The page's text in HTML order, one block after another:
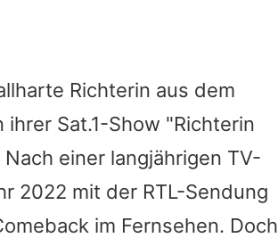
Richterin aus dem
Sat.1-Show "Richterin
einer langjährigen TV-
2022 mit der RTL-Sendung
im Fernsehen. Doch